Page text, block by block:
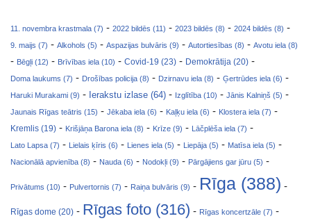
11. novembra krastmala (7) - 2022 bildēs (11) - 2023 bildēs (8) - 2024 bildēs (8) -
9. maijs (7) - Alkohols (5) - Aspazijas bulvāris (9) - Autortiesības (8) - Avotu iela (8)
- Bēgļi (12) - Brīvības iela (10) - Covid-19 (23) - Demokrātija (20) -
Doma laukums (7) - Drošības policija (8) - Dzirnavu iela (8) - Ģertrūdes iela (6) -
Haruki Murakami (9) - Ierakstu izlase (64) - Izglītība (10) - Jānis Kalniņš (5) -
Jaunais Rīgas teātris (15) - Jēkaba iela (6) - Kaļķu iela (6) - Klostera iela (7) -
Kremlis (19) - Krišjāņa Barona iela (8) - Krīze (9) - Lāčplēša iela (7) -
Lato Lapsa (7) - Lielais ķīris (6) - Lienes iela (5) - Liepāja (5) - Matīsa iela (5) -
Nacionālā apvienība (8) - Nauda (6) - Nodokļi (9) - Pārgājiens gar jūru (5) -
Privātums (10) - Pulvertornis (7) - Raiņa bulvāris (9) - Rīga (388) -
Rīgas dome (20) - Rīgas foto (316) - Rīgas koncertzāle (7) -